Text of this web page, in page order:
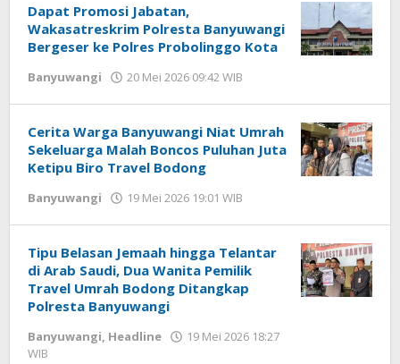
Dapat Promosi Jabatan,
Wakasatreskrim Polresta Banyuwangi
Bergeser ke Polres Probolinggo Kota
Banyuwangi 20 Mei 2026 09:42 WIB
Cerita Warga Banyuwangi Niat Umrah
Sekeluarga Malah Boncos Puluhan Juta
Ketipu Biro Travel Bodong
Banyuwangi 19 Mei 2026 19:01 WIB
Tipu Belasan Jemaah hingga Telantar
di Arab Saudi, Dua Wanita Pemilik
Travel Umrah Bodong Ditangkap
Polresta Banyuwangi
Banyuwangi, Headline
19 Mei 2026 18:27
WIB